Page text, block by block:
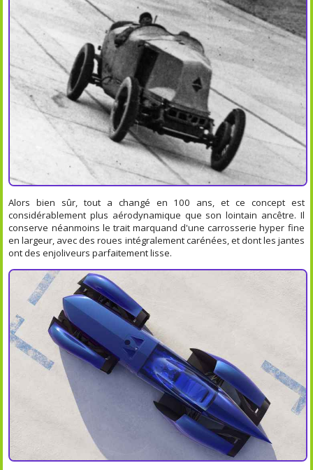
Alors bien sûr, tout a changé en 100 ans, et ce concept est
considérablement plus aérodynamique que son lointain ancêtre. Il
conserve néanmoins le trait marquand d'une carrosserie hyper fine
en largeur, avec des roues intégralement carénées, et dont les jantes
ont des enjoliveurs parfaitement lisse.